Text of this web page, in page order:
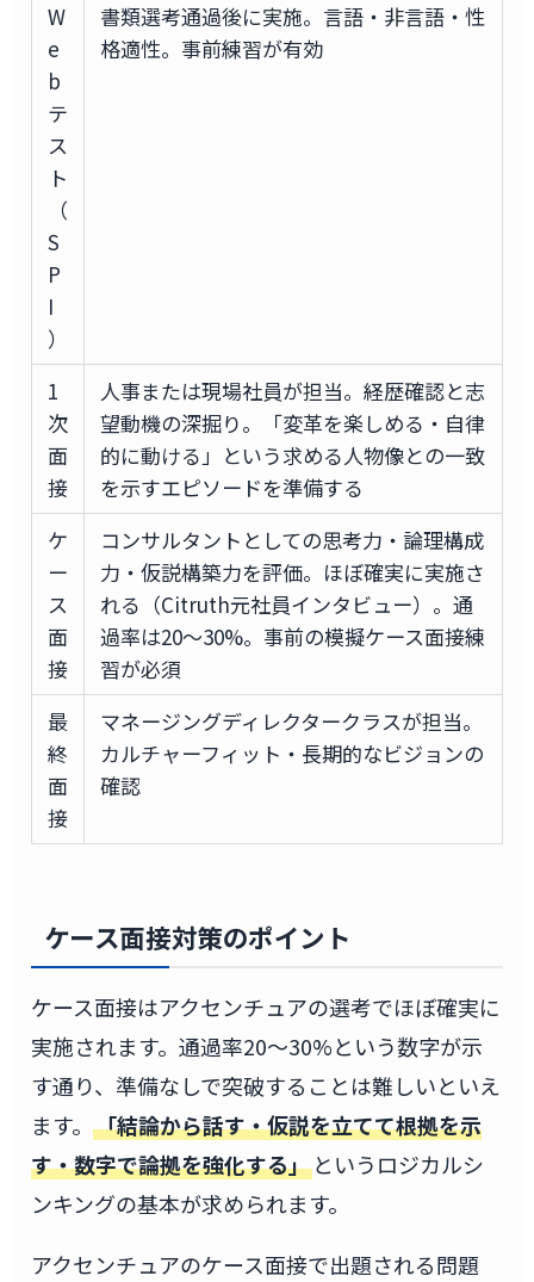
W
e
b
テ
ス
ト
（
S
P
I
）
書類選考通過後に実施。言語・非言語・性
格適性。事前練習が有効
1
次
面
接
人事または現場社員が担当。経歴確認と志
望動機の深掘り。「変革を楽しめる・自律
的に動ける」という求める人物像との一致
を示すエピソードを準備する
ケ
ー
ス
面
接
コンサルタントとしての思考力・論理構成
力・仮説構築力を評価。ほぼ確実に実施さ
れる（Citruth元社員インタビュー）。通
過率は20〜30%。事前の模擬ケース面接練
習が必須
最
終
面
接
マネージングディレクタークラスが担当。
カルチャーフィット・長期的なビジョンの
確認
ケース面接対策のポイント
ケース面接はアクセンチュアの選考でほぼ確実に
実施されます。通過率20〜30%という数字が示
す通り、準備なしで突破することは難しいといえ
ます。 「結論から話す・仮説を立てて根拠を示
す・数字で論拠を強化する」というロジカルシ
ンキングの基本が求められます。
アクセンチュアのケース面接で出題される問題